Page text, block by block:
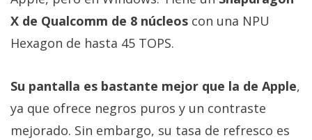
X de Qualcomm de 8 núcleos con una NPU
Hexagon de hasta 45 TOPS.
Su pantalla es bastante mejor que la de Apple,
ya que ofrece negros puros y un contraste
mejorado. Sin embargo, su tasa de refresco es